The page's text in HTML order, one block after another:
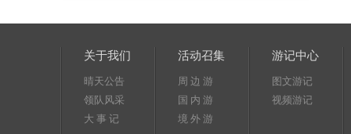
关于我们
晴天公告
领队风采
大 事 记
活动召集
周 边 游
国 内 游
境 外 游
游记中心
图文游记
视频游记